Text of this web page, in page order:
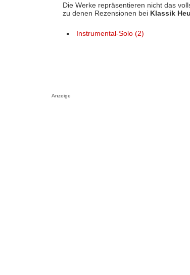
Die Werke repräsentieren nicht das
zu denen Rezensionen bei Klassik
Instrumental-Solo (2)
Anzeige